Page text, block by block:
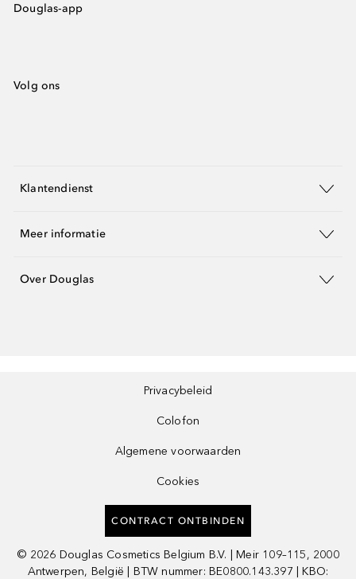
Douglas-app
Volg ons
Klantendienst
Meer informatie
Over Douglas
Privacybeleid
Colofon
Algemene voorwaarden
Cookies
CONTRACT ONTBINDEN
© 2026 Douglas Cosmetics Belgium B.V. | Meir 109–115, 2000
Antwerpen, België | BTW nummer: BE0800.143.397 | KBO: